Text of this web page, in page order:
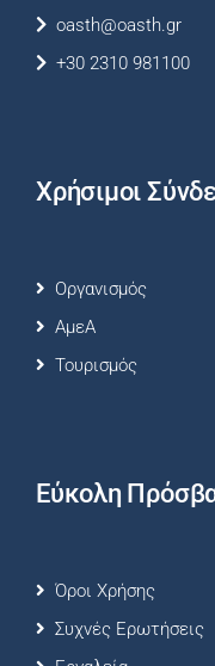
oasth@oasth.gr
+30 2310 981100
Χρήσιμοι
Οργανισμός
ΑμεΑ
Τουρισμός
Εύκολη
Όροι Χρήσης
Συχνές Ερωτήσεις